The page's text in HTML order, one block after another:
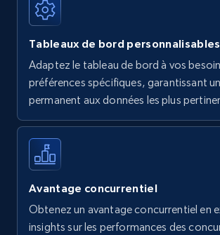
Tableaux de bord personnalisables
Adaptez le tableau de bord à vos
préférences spécifiques, garantissant
permanent aux données les plus
Avantage concurrentiel
Obtenez un avantage concurrentiel en
insights sur les performances des